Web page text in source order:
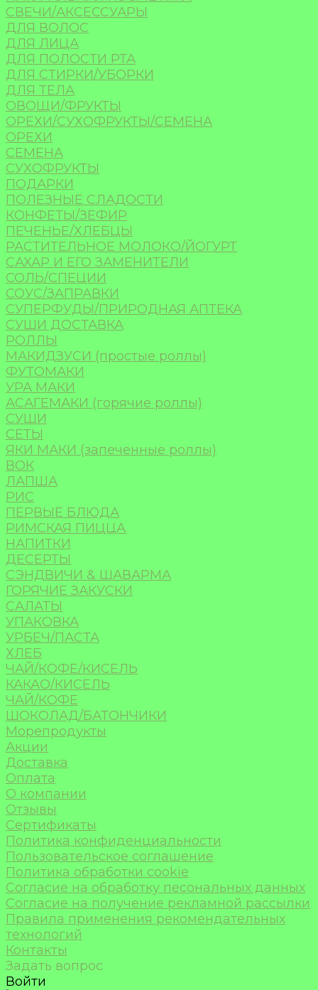
СВЕЧИ/АКСЕССУАРЫ
ДЛЯ ВОЛОС
ДЛЯ ЛИЦА
ДЛЯ ПОЛОСТИ РТА
ДЛЯ СТИРКИ/УБОРКИ
ДЛЯ ТЕЛА
ОВОЩИ/ФРУКТЫ
ОРЕХИ/СУХОФРУКТЫ/СЕМЕНА
ОРЕХИ
СЕМЕНА
СУХОФРУКТЫ
ПОДАРКИ
ПОЛЕЗНЫЕ СЛАДОСТИ
КОНФЕТЫ/ЗЕФИР
ПЕЧЕНЬЕ/ХЛЕБЦЫ
РАСТИТЕЛЬНОЕ МОЛОКО/ЙОГУРТ
САХАР И ЕГО ЗАМЕНИТЕЛИ
СОЛЬ/СПЕЦИИ
СОУС/ЗАПРАВКИ
СУПЕРФУДЫ/ПРИРОДНАЯ АПТЕКА
СУШИ ДОСТАВКА
РОЛЛЫ
МАКИДЗУСИ (простые роллы)
ФУТОМАКИ
УРА МАКИ
АСАГЕМАКИ (горячие роллы)
СУШИ
СЕТЫ
ЯКИ МАКИ (запеченные роллы)
ВОК
ЛАПША
РИС
ПЕРВЫЕ БЛЮДА
РИМСКАЯ ПИЦЦА
НАПИТКИ
ДЕСЕРТЫ
СЭНДВИЧИ & ШАВАРМА
ГОРЯЧИЕ ЗАКУСКИ
САЛАТЫ
УПАКОВКА
УРБЕЧ/ПАСТА
ХЛЕБ
ЧАЙ/КОФЕ/КИСЕЛЬ
КАКАО/КИСЕЛЬ
ЧАЙ/КОФЕ
ШОКОЛАД/БАТОНЧИКИ
Морепродукты
Акции
Доставка
Оплата
О компании
Отзывы
Сертификаты
Политика конфиденциальности
Пользовательское соглашение
Политика обработки cookie
Согласие на обработку песональных данных
Согласие на получение рекламной рассылки
Правила применения рекомендательных
технологий
Контакты
Задать вопрос
Войти